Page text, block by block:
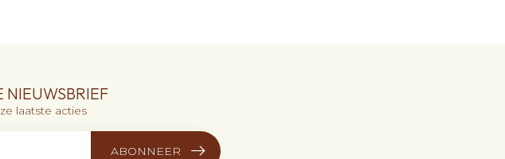
NIEUWSBRIEF
laatste acties
ABONNEER